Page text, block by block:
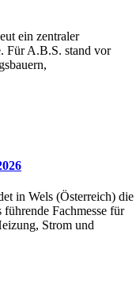
ein zentraler
Für A.B.S. stand vor
in Wels (Österreich) die
führende Fachmesse für
Strom und